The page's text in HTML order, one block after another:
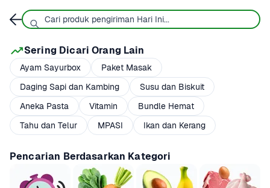
Sering Dicari Orang Lain
Ayam Sayurbox
Paket Masak
Daging Sapi dan Kambing
Susu dan Biskuit
Aneka Pasta
Vitamin
Bundle Hemat
Tahu dan Telur
MPASI Ikan dan Kerang
Pencarian Berdasarkan Kategori